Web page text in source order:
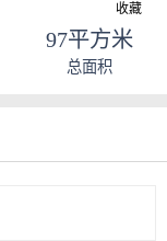
收藏
97平方米
总面积